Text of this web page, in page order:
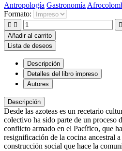
Antropología Gastronomía
Formato:
  
Añadir al carrito
Lista de deseos
Descripción
Detalles del libro impreso
Autores
Descripción
Desde las azoteas es un recetario
colectivo ha sido parte de un proceso
conflicto armado en el Pacífico, que
resignificación de la cocina ancestral
construcción social que hace la